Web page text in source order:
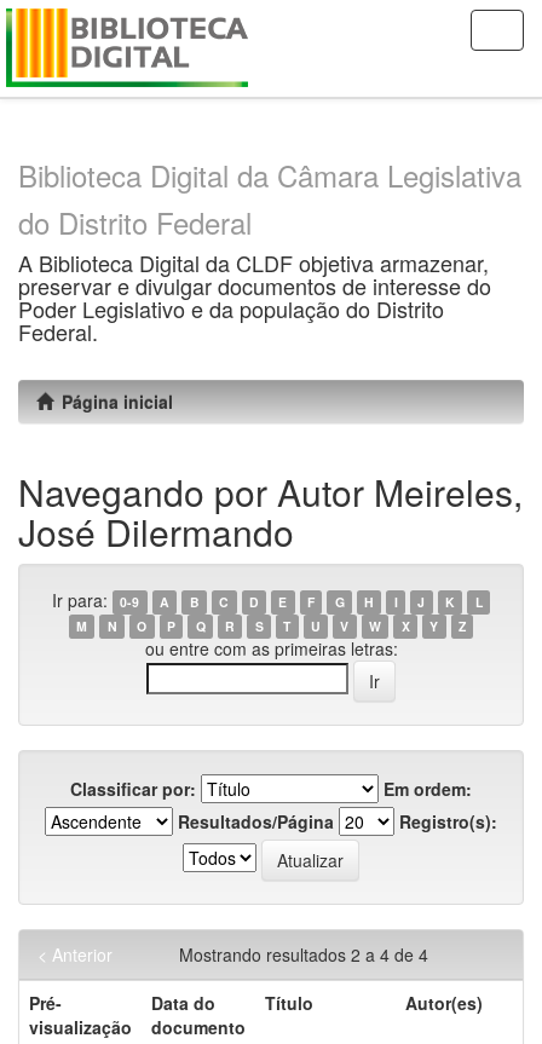
Skip
Biblioteca Digital da Câmara Legislativa
do Distrito Federal
A Biblioteca Digital da CLDF objetiva armazenar,
preservar e divulgar documentos de interesse do
Poder Legislativo e da população do Distrito
Federal.
Página inicial
Navegando por Autor Meireles,
José Dilermando
Ir para: 0-9 A B C D E F G H I J K
L
M
N O P Q R S T U V W X Y Z
ou entre com as primeiras letras:
Classificar por:
Em ordem:
Resultados/Página
Registro(s):
Mostrando resultados 2 a 4 de 4
< Anterior
Pré-
visualização
Data do
documento
Título Autor(es)